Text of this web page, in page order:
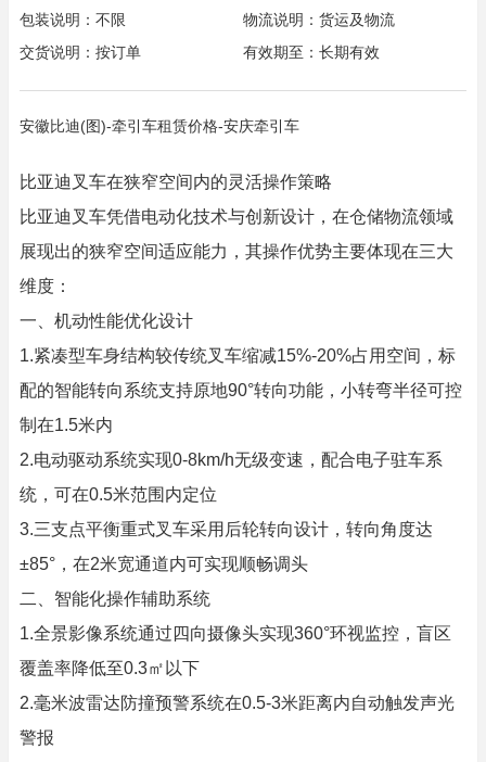
包装说明：不限
物流说明：货运及物流
交货说明：按订单
有效期至：长期有效
安徽比迪(图)-牵引车租赁价格-安庆牵引车
比亚迪叉车在狭窄空间内的灵活操作策略
比亚迪叉车凭借电动化技术与创新设计，在仓储物流领域
展现出的狭窄空间适应能力，其操作优势主要体现在三大
维度：
一、机动性能优化设计
1.紧凑型车身结构较传统叉车缩减15%-20%占用空间，标
配的智能转向系统支持原地90°转向功能，小转弯半径可控
制在1.5米内
2.电动驱动系统实现0-8km/h无级变速，配合电子驻车系
统，可在0.5米范围内定位
3.三支点平衡重式叉车采用后轮转向设计，转向角度达
±85°，在2米宽通道内可实现顺畅调头
二、智能化操作辅助系统
1.全景影像系统通过四向摄像头实现360°环视监控，盲区
覆盖率降低至0.3㎡以下
2.毫米波雷达防撞预警系统在0.5-3米距离内自动触发声光
警报